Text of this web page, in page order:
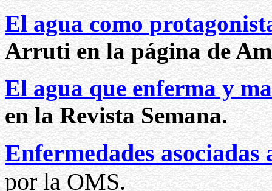
El agua como
Arruti en la página de
El agua que enferma y
en la Revista Semana.
Enfermedades asociadas
por la OMS.